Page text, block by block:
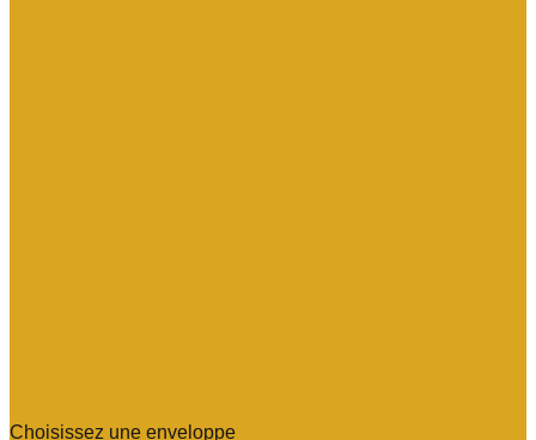
Choisissez une enveloppe